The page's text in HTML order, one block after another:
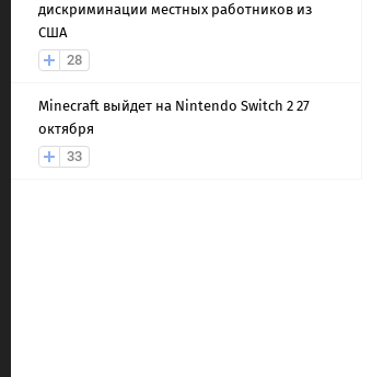
дискриминации местных работников из
США
28
Minecraft выйдет на Nintendo Switch 2 27
октября
33